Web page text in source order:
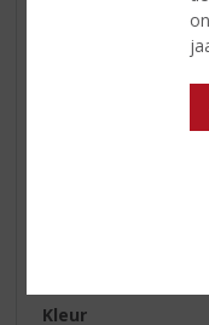
Kleur